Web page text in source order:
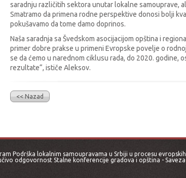
saradnju različitih sektora unutar lokalne samouprave,
Smatramo da primena rodne perspektive donosi bolji
pokušavamo da tome damo doprinos.
Naša saradnja sa Švedskom asocijacijom opština i
primer dobre prakse u primeni Evropske povelje o
se da ćemo u narednom ciklusu rada, do 2020. godine,
rezultate“, ističe Aleksov.
<< Nazad
Podrška lokalnim samoupravama u Srbiji u procesu
odgovornost Stalne konferencije gradova i opština -